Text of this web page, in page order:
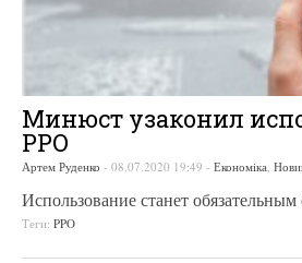
Минюст узаконил
РРО
Артем Руденко - 08.07.2020 19:49 - Економіка,
Использование станет обязательным
Теги: PPO